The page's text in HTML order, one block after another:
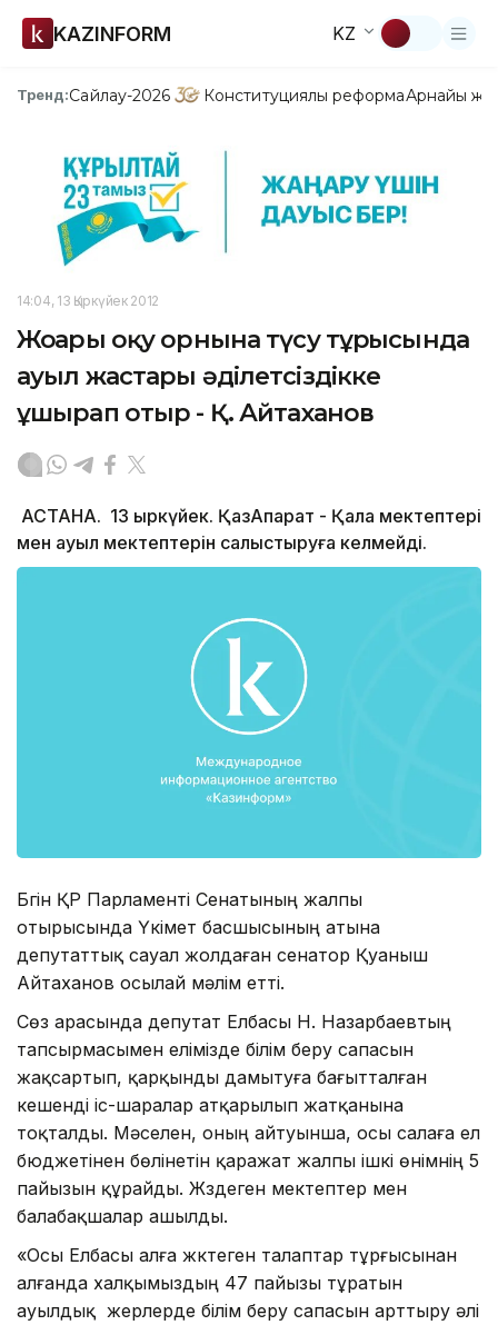
KAZINFORM KZ
Тренд:Сайлау-2026 Конституциялық реформаАрнайы
14:04, 13 Қыркүйек 2012
Жоғары оқу орнына түсу тұрғысында
ауыл жастары әділетсіздікке
ұшырап отыр - Қ. Айтаханов
АСТАНА. 13 қыркүйек. ҚазАқпарат - Қала мектептері
мен ауыл мектептерін салыстыруға келмейді.
Бүгін ҚР Парламенті Сенатының жалпы
отырысында Үкімет басшысының атына
депутаттық сауал жолдаған сенатор Қуаныш
Айтаханов осылай мәлім етті.
Сөз арасында депутат Елбасы Н. Назарбаевтың
тапсырмасымен елімізде білім беру сапасын
жақсартып, қарқынды дамытуға бағытталған
кешенді іс-шаралар атқарылып жатқанына
тоқталды. Мәселен, оның айтуынша, осы салаға ел
бюджетінен бөлінетін қаражат жалпы ішкі өнімнің 5
пайызын құрайды. Жүздеген мектептер мен
балабақшалар ашылды.
«Осы Елбасы алға жүктеген талаптар тұрғысынан
алғанда халқымыздың 47 пайызы тұратын
ауылдық жерлерде білім беру сапасын арттыру әлі